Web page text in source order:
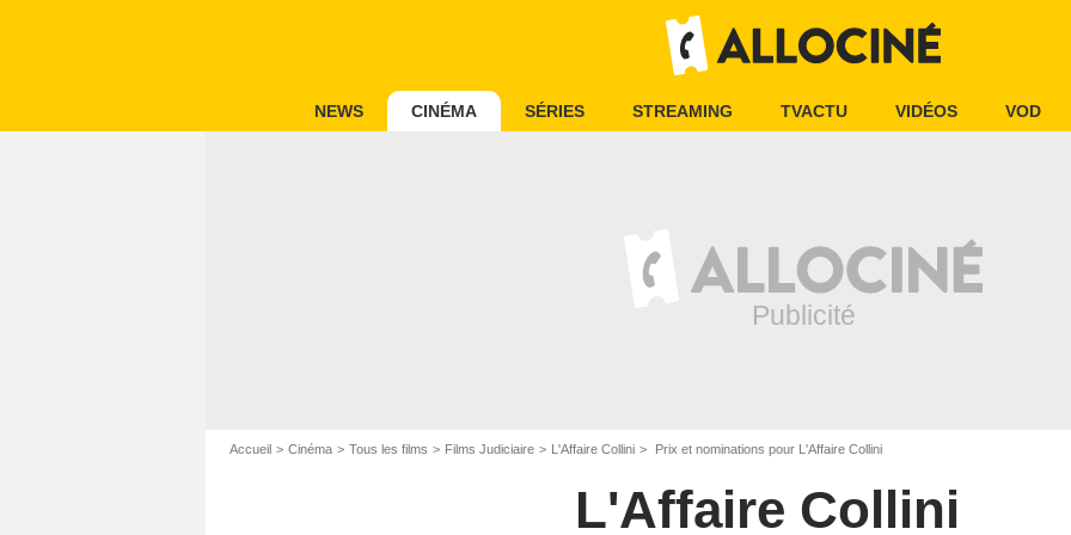
NEWS CINÉMA SÉRIES STREAMING TVACTU VIDÉOS VOD
Accueil Cinéma Tous les films Films Judiciaire L'Affaire Collini Prix et nominations pour L'Affaire Collini
L'Affaire Collini